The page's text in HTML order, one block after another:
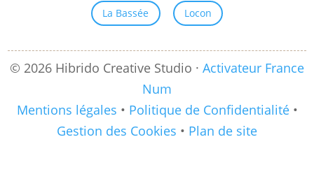
La Bassée Locon
© 2026 Hibrido Creative Studio · Activateur France
Num
Mentions légales • Politique de Confidentialité•
Gestion des Cookies • Plan de site